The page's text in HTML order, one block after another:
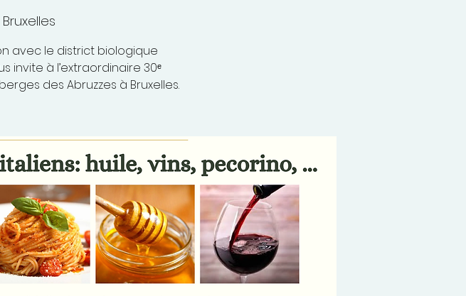
Bruxelles
avec le district biologique
invite à l’extraordinaire 30ᵉ
des Abruzzes à Bruxelles.